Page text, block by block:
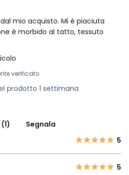
mio acquisto. Mi è piaciuta
è morbido al tatto, tessuto
verificato
prodotto 1 settimana
Segnala
5
5